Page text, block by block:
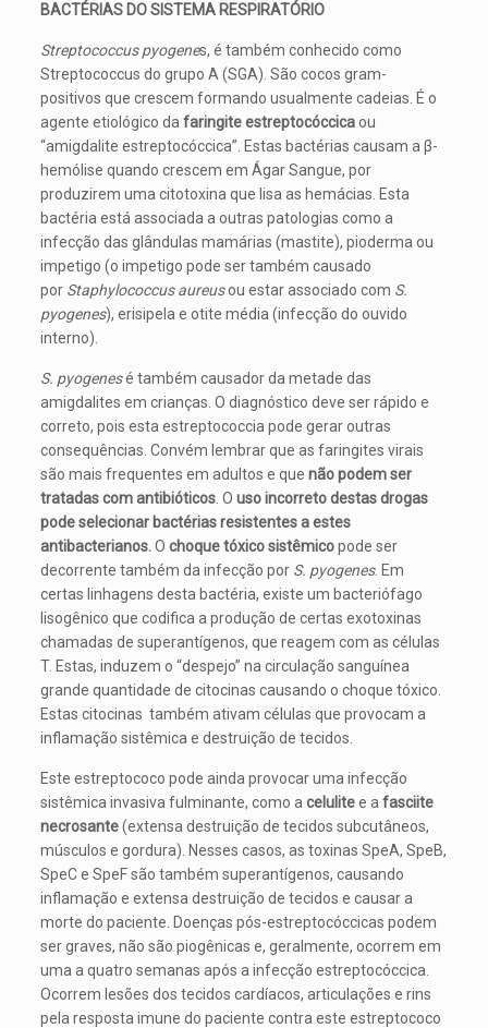
BACTÉRIAS DO SISTEMA RESPIRATÓRIO
Streptococcus pyogenes, é também conhecido como
Streptococcus do grupo A (SGA). São cocos gram-
positivos que crescem formando usualmente cadeias. É o
agente etiológico dafaringite estreptocóccicaou
“amigdalite estreptocóccica”. Estas bactérias causam a β-
hemólise quando crescem em Ágar Sangue, por
produzirem uma citotoxina que lisa as hemácias. Esta
bactéria está associada a outras patologias como a
infecção das glândulas mamárias (mastite), pioderma ou
impetigo (o impetigo pode ser também causado
por Staphylococcus aureusou estar associado com S.
pyogenes), erisipela e otite média (infecção do ouvido
interno).
S. pyogenesé também causador da metade das
amigdalites em crianças. O diagnóstico deve ser rápido e
correto, pois esta estreptococcia pode gerar outras
consequências. Convém lembrar que as faringites virais
são mais frequentes em adultos e quenão podem ser
tratadas com antibióticos . Ouso incorreto destas drogas
pode selecionar bactérias resistentes a estes
antibacterianos.Ochoque tóxico sistêmicopode ser
decorrente também da infecção por S. pyogenes. Em
certas linhagens desta bactéria, existe um bacteriófago
lisogênico que codifica a produção de certas exotoxinas
chamadas de superantígenos, que reagem com as células
T. Estas, induzem o “despejo” na circulação sanguínea
grande quantidade de citocinas causando o choque tóxico.
Estas citocinas também ativam células que provocam a
inflamação sistêmica e destruição de tecidos.
Este estreptococo pode ainda provocar uma infecção
sistêmica invasiva fulminante, como acelulitee afasciite
necrosante(extensa destruição de tecidos subcutâneos,
músculos e gordura). Nesses casos, as toxinas SpeA, SpeB,
SpeC e SpeF são também superantígenos, causando
inflamação e extensa destruição de tecidos e causar a
morte do paciente. Doenças pós-estreptocóccicas podem
ser graves, não são piogênicas e, geralmente, ocorrem em
uma a quatro semanas após a infecção estreptocóccica.
Ocorrem lesões dos tecidos cardíacos, articulações e rins
pela resposta imune do paciente contra este estreptococo